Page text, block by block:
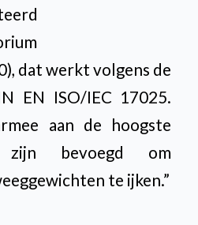
dat werkt volgens de
EN ISO/IEC 17025.
aan de hoogste
zijn bevoegd om
te ijken.”